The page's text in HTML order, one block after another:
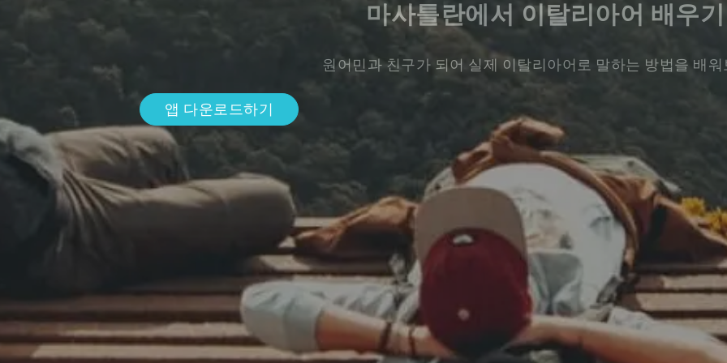
마사틀란에서 이탈리아어 배우기
원어민과 친구가 되어 실제 이탈리아어로 말하는 방법을 배
앱 다운로드하기